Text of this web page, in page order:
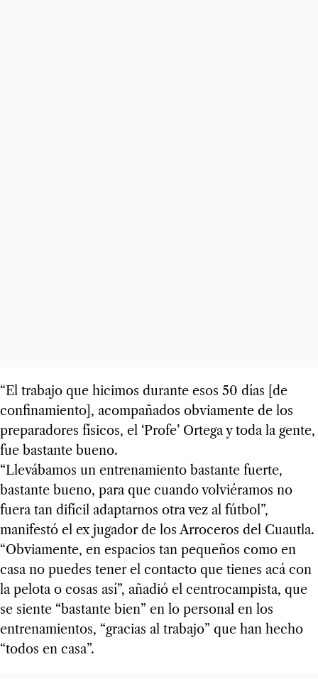
“El trabajo que hicimos durante esos 50 días [de
confinamiento], acompañados obviamente de los
preparadores físicos, el ‘Profe’ Ortega y toda la gente,
fue bastante bueno.
“Llevábamos un entrenamiento bastante fuerte,
bastante bueno, para que cuando volviéramos no
fuera tan difícil adaptarnos otra vez al fútbol”,
manifestó el ex jugador de los Arroceros del Cuautla.
“Obviamente, en espacios tan pequeños como en
casa no puedes tener el contacto que tienes acá con
la pelota o cosas así”, añadió el centrocampista, que
se siente “bastante bien” en lo personal en los
entrenamientos, “gracias al trabajo” que han hecho
“todos en casa”.